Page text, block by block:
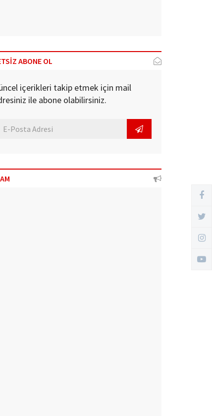
ABONE OL
içerikleri takip etmek için mail
ile abone olabilirsiniz.